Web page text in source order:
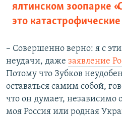
ялтинском зоопарке
это
– Совершенно верно: я с
неудачи, даже заявление
Потому что Зубков
оставаться самим собой,
что он думает, независимо
моя Россия или родная